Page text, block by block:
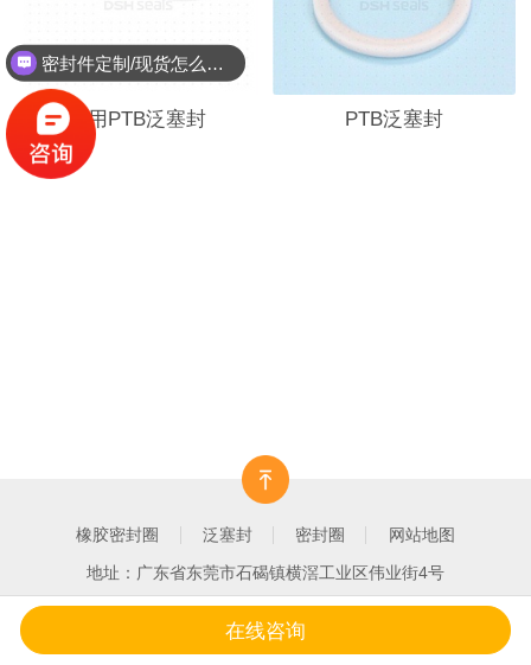
孔用PTB泛塞封 PTB泛塞封
橡胶密封圈 泛塞封 密封圈 网站地图
地址：广东省东莞市石碣镇横滘工业区伟业街4号
产品中心 客户案例 关于我们
在线咨询